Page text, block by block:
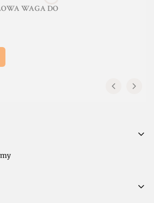
WAGA DO